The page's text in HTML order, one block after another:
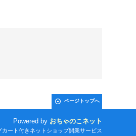
ページトップへ
Powered by おちゃのこネット
ート付きネットショップ開業サービス